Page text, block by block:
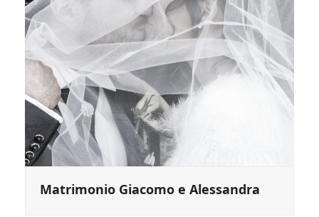
Matrimonio Giacomo e Alessandra